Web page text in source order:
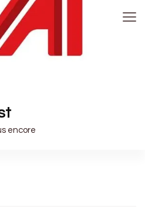
encore